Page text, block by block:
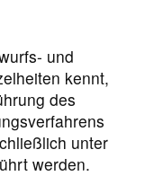
und
kennt,
des
unter
werden.